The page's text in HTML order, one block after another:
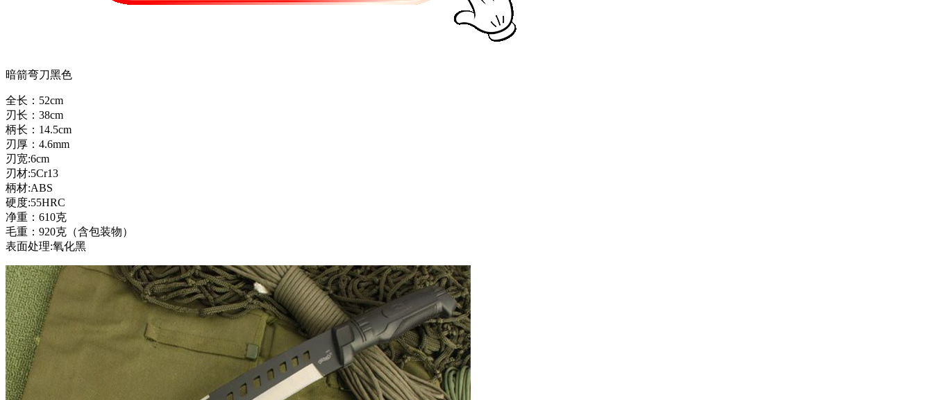
暗箭弯刀黑色
全长：52cm
刃长：38cm
柄长：14.5cm
刃厚：4.6mm
刃宽:6cm
刃材:5Cr13
柄材:ABS
硬度:55HRC
净重：610克
毛重：920克（含包装物）
表面处理:氧化黑